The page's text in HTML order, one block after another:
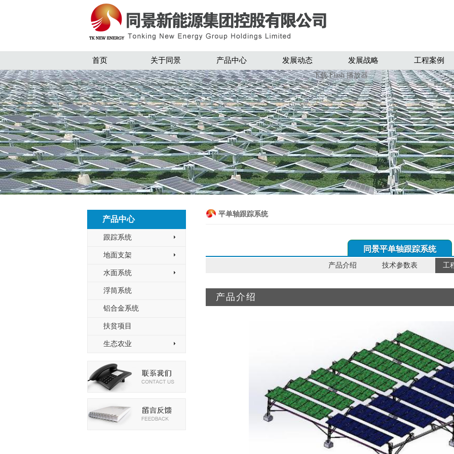
首页 关于同景 产品中心 发展动态 发展战略 工程案例
下载 Flash 播放器
产品中心
跟踪系统
地面支架
水面系统
浮筒系统
铝合金系统
扶贫项目
生态农业
平单轴跟踪系统
同景平单轴跟踪系统
产品介绍 技术参数表 工
产品介绍